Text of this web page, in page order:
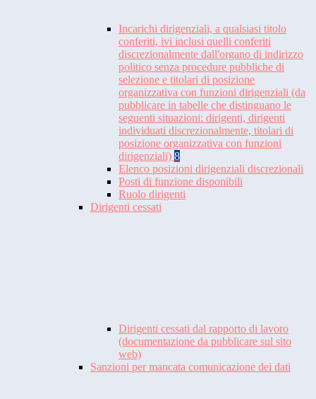
Incarichi dirigenziali, a qualsiasi titolo
conferiti, ivi inclusi quelli conferiti
discrezionalmente dall'organo di indirizzo
politico senza procedure pubbliche di
selezione e titolari di posizione
organizzativa con funzioni dirigenziali (da
pubblicare in tabelle che distinguano le
seguenti situazioni: dirigenti, dirigenti
individuati discrezionalmente, titolari di
posizione organizzativa con funzioni
dirigenziali) 8
Elenco posizioni dirigenziali discrezionali
Posti di funzione disponibili
Ruolo dirigenti
Dirigenti cessati
Dirigenti cessati dal rapporto di lavoro
(documentazione da pubblicare sul sito
web)
Sanzioni per mancata comunicazione dei dati